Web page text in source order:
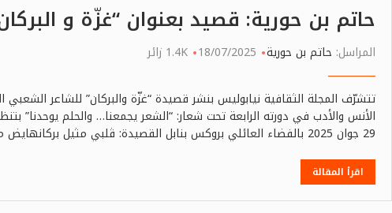
حاتم بن حورية: قصيد بعنوان “غزّة و
المراسل: حاتم بن حورية 18/07/2025 1.4K زائر
تتشرّف المجلة الثقافية نيابوليس بنشر قصيدة “غزّة والبركان” للشاعر
الأنس والأدب في دورته الرابعة تحت شعار: “الشعر يجمعنا… والحلم يوحدنا”
29 جوان 2025 بالفضاء العائلي بروكس بنابل القصيدة: ڨلبي مثيل بركانهايض مليانداحم …
اقرأ المقالة